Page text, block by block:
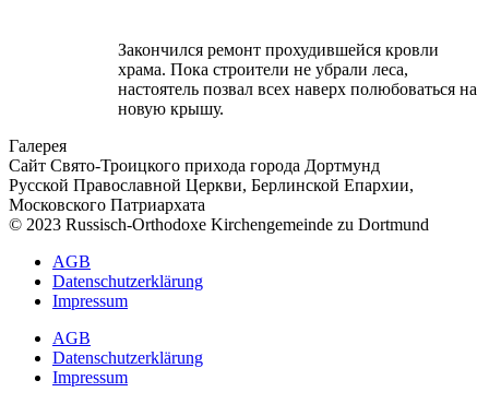
Закончился ремонт прохудившейся кровли
храма. Пока строители не убрали леса,
настоятель позвал всех наверх полюбоваться на
новую крышу.
Галерея
Сайт Свято-Троицкого прихода города Дортмунд
Русской Православной Церкви, Берлинской Епархии,
Московского Патриархата
© 2023 Russisch-Orthodoxe Kirchengemeinde zu Dortmund
АGB
Datenschutzerklärung
Impressum
АGB
Datenschutzerklärung
Impressum